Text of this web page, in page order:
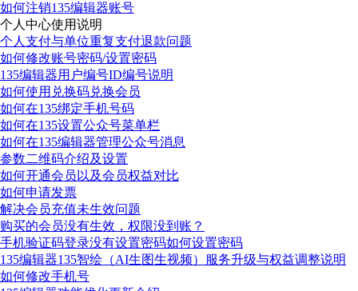
如何注销135编辑器账号
个人中心使用说明
个人支付与单位重复支付退款问题
如何修改账号密码/设置密码
135编辑器用户编号ID编号说明
如何使用兑换码兑换会员
如何在135绑定手机号码
如何在135设置公众号菜单栏
如何在135编辑器管理公众号消息
参数二维码介绍及设置
如何开通会员以及会员权益对比
如何申请发票
解决会员充值未生效问题
购买的会员没有生效，权限没到账？
手机验证码登录没有设置密码如何设置密码
135编辑器135智绘（AI生图生视频）服务升级与权益调整说明
如何修改手机号